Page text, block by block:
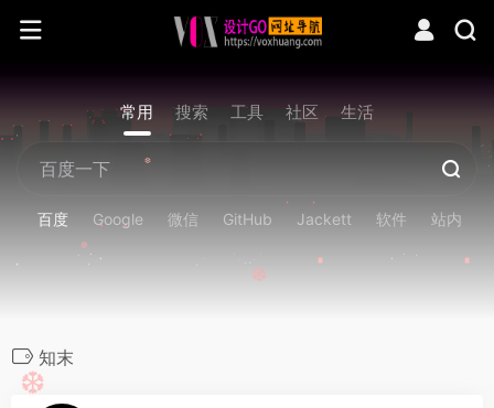
常用 搜索 工具 社区 生活
百度 Google 微信 GitHub Jackett 软件 站内
知末
❆
❆
❆